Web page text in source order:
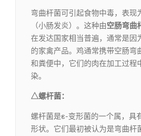
弯曲杆菌可引起食物中毒，表现
（小肠发炎）。这种由空肠弯曲
在发达国家相当普遍，通常是因
的家禽产品。鸡通常携带空肠弯
和粪便中，它们的肉在加工过程
染。
△螺杆菌：
螺杆菌是ε-变形菌的一个属，具
形状。它们最初被认为是弯曲杆